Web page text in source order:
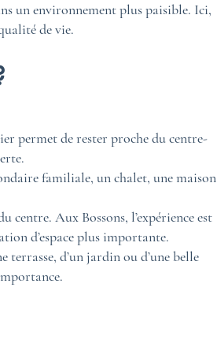
un environnement plus paisible. Ici,
de vie.
permet de rester proche du centre-
familiale, un chalet, une maison
centre. Aux Bossons, l’expérience est
d’espace plus importante.
terrasse, d’un jardin ou d’une belle